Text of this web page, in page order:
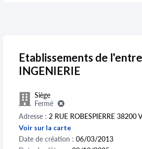
Etablissements de
INGENIERIE
Siège
Fermé
Adresse : 2 RUE ROBESPIERRE 38200
Voir sur la carte
Date de création : 06/03/2013